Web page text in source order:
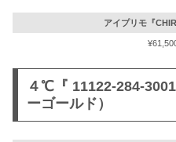
アイプリモ『
４℃『 11122-284-
ーゴールド）